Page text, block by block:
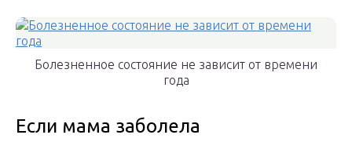
Болезненное состояние не зависит от времени
года
Если мама заболела